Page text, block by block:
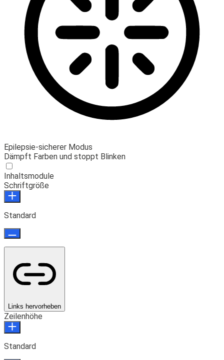
Epilepsie-sicherer Modus
Dämpft Farben und stoppt Blinken
Inhaltsmodule
Schriftgröße
Standard
Links hervorheben
Zeilenhöhe
Standard